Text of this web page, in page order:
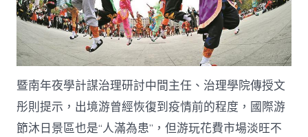
暨南年夜學計謀治理研討中間主任、治理學院傳授文
彤則提示，出境游曾經恢復到疫情前的程度，國際游
節沐日景區也是“人滿為患”，但游玩花費市場淡旺不